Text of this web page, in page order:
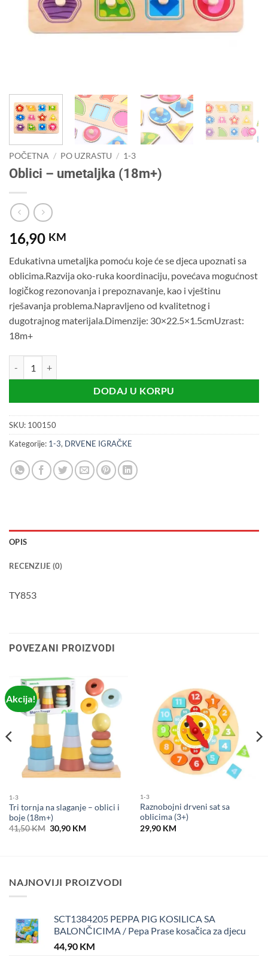
POČETNA / PO UZRASTU / 1-3
Oblici – umetaljka (18m+)
16,90 KM
Edukativna umetaljka pomoću koje će se djeca upoznati sa
oblicima.Razvija oko-ruka koordinaciju, povećava mogućnost
logičkog rezonovanja i prepoznavanje, kao i vještinu
rješavanja problema.Napravljeno od kvalitetnog i
dugotrajnog materijala.Dimenzije: 30×22.5×1.5cmUzrast:
18m+
DODAJ U KORPU
SKU: 100150
Kategorije: 1-3, DRVENE IGRAČKE
OPIS
RECENZIJE (0)
TY853
POVEZANI PROIZVODI
Akcija!
1-3
Tri tornja na slaganje – oblici i
boje (18m+)
41,50KM Original
price
30,90 KMCurrent
1-3
Raznobojni drveni sat sa
oblicima (3+)
29,90 KM
NAJNOVIJI PROIZVODI
SCT1384205 PEPPA PIG KOSILICA SA
BALONČICIMA / Pepa Prase kosačica za djecu
44,90 KM